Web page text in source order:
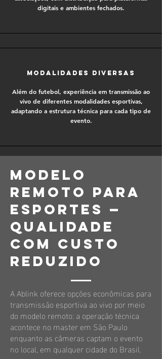
digitais e ambientes fechados.
Modalidades diversas
Além do futebol, experiência em transmissão ao
vivo de diferentes modalidades esportivas,
adaptando a estrutura técnica para cada tipo de
evento.
Modelo
remoto para
esportes —
qualidade
com custo
reduzido
A Ablink oferece opções econômicas para
transmissão esportiva ao vivo por meio
do modelo remoto: a operação técnica
acontece no master em São Paulo
enquanto as câmeras captam o evento
no local, em qualquer cidade do Brasil.